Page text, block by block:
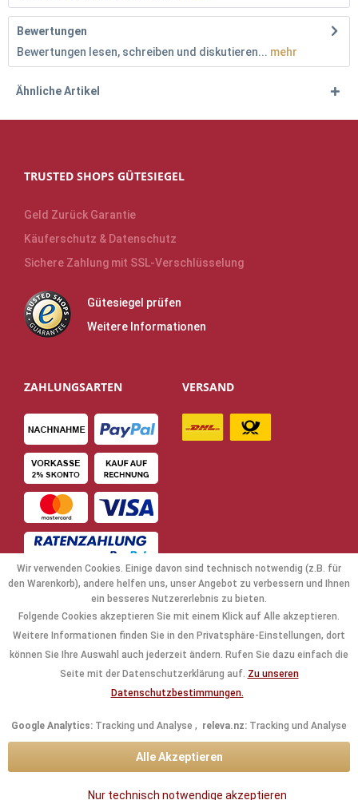
Bewertungen
Bewertungen lesen, schreiben und diskutieren... mehr
Ähnliche Artikel
TRUSTED SHOPS GÜTESIEGEL
Geld Zurück Garantie
Käuferschutz & Datenschutz
Sichere Zahlung mit SSL-Verschlüsselung
Gütesiegel prüfen
Weitere Informationen
ZAHLUNGSARTEN VERSAND
NAVIGATION
INFORMATIONEN
Wir verwenden Cookies. Einige davon sind technisch notwendig (z.B. für
den Warenkorb), andere helfen uns, unser Angebot zu verbessern und Ihnen
ein besseres Nutzererlebnis zu bieten.
Folgende Cookies akzeptieren Sie mit einem Klick auf Alle akzeptieren.
Weitere Informationen finden Sie in den Privatsphäre-Einstellungen, dort
können Sie Ihre Auswahl auch jederzeit ändern. Rufen Sie dazu einfach die
Seite mit der Datenschutzerklärung auf. Zu unseren
Datenschutzbestimmungen.
Google Analytics: Tracking und Analyse , releva.nz: Tracking und Analyse
Nur technisch notwendige akzeptieren
Alle Akzeptieren